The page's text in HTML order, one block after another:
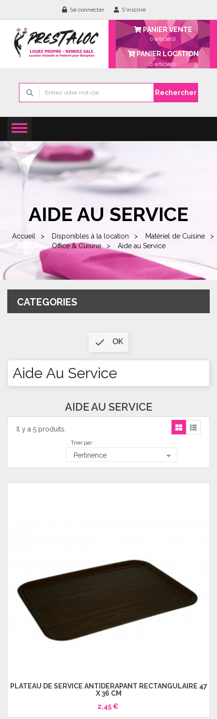
Se connecter S'inscrire
PANIER VENTE
0 article(s)
PANIER LOCATION
0 article(s)
Rechercher
AIDE AU SERVICE
Accueil Disponibles à la location
Matériel de Cuisine
Office & Cuisine
Aide au Service
CATEGORIES
 OK
Aide Au Service
AIDE AU SERVICE
Il y a 5 produits.
Trier par :
Pertinence 
PLATEAU DE SERVICE ANTIDÉRAPANT RECTANGULAIRE 47
X 36 CM
2,45 €